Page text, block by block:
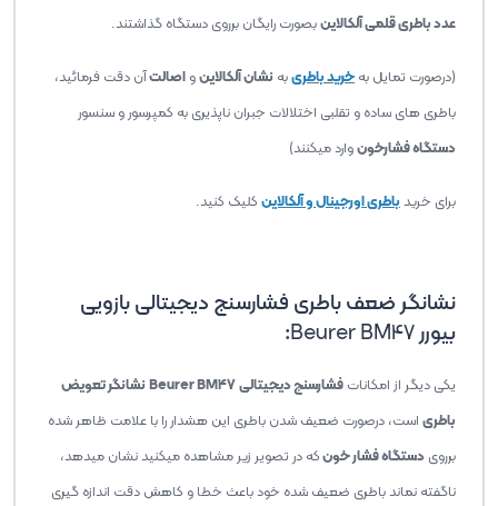
عدد باطری قلمی آلکالاینبصورت رایگان برروی دستگاه گذاشتند.
(درصورت تمایل به خرید باطریبه نشان آلکالاینواصالتآن دقت فرمائید،
باطری های ساده و تقلبی اختلالات جبران ناپذیری به کمپرسور و سنسور
دستگاه فشارخونوارد میکنند)
برای خریدباطری اورجینال و آلکالاین کلیک کنید.
نشانگر ضعف باطری فشارسنج دیجیتالی بازویی
بیوررBeurer BM47
:
یکی دیگر از امکانات فشارسنج دیجیتالیBeurer BM47 نشانگر تعویض
باطری است، درصورت ضعیف شدن باطری این هشدار را با علامت ظاهر شده
برروی دستگاه فشار خونکه در تصویر زیر مشاهده میکنید نشان میدهد،
ناگفته نماند باطری ضعیف شده خود باعث خطا و کاهش دقت اندازه گیری